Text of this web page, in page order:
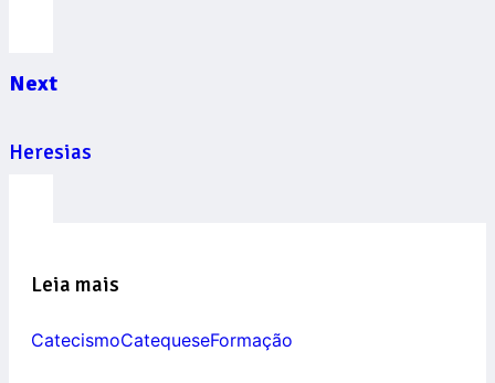
Next
Heresias
Leia mais
CatecismoCatequeseFormação